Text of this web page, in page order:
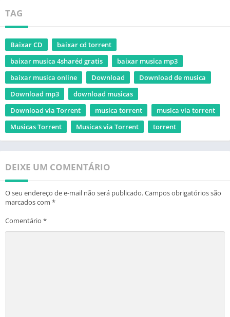
TAG
Baixar CD
baixar cd torrent
baixar musica 4sharéd gratis
baixar musica mp3
baixar musica online
Download
Download de musica
Download mp3
download musicas
Download via Torrent
musica torrent
musica via torrent
Musicas Torrent
Musicas via Torrent torrent
DEIXE UM COMENTÁRIO
O seu endereço de e-mail não será publicado.Campos obrigatórios são
marcados com *
Comentário *